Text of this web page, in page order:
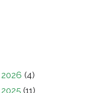
2026 (4)
2025 (11)